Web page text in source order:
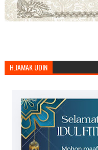
H.JAMAK UDIN